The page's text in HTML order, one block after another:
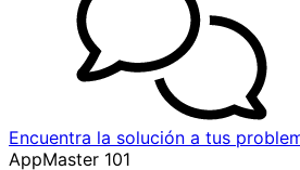
Encuentra la solución a tus
AppMaster 101